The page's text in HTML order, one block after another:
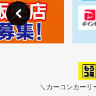
＼カーコンカーリ